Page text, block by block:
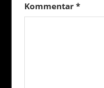
Kommentar*